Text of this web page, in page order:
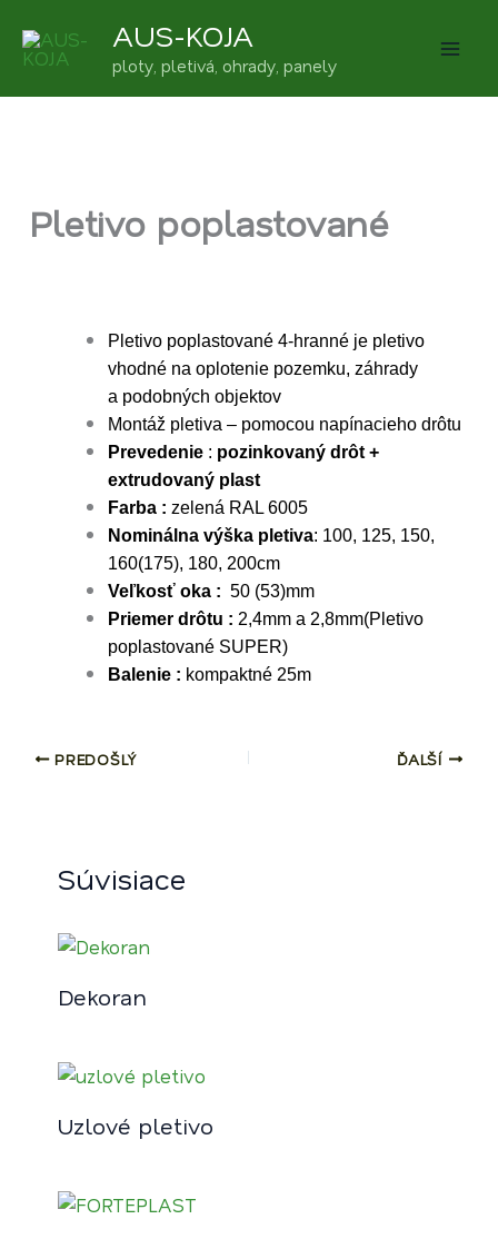
obsah
AUS-KOJA
ploty, pletivá, ohrady, panely
Pletivo poplastované
Pletivo poplastované 4-hranné je pletivo
vhodné na oplotenie pozemku, záhrady
a podobných objektov
Montáž pletiva – pomocou napínacieho drôtu
Prevedenie : pozinkovaný drôt +
extrudovaný plast
Farba : zelená RAL 6005
Nominálna výška pletiva: 100, 125, 150,
160(175), 180, 200cm
Veľkosť oka : 50 (53)mm
Priemer drôtu : 2,4mm a 2,8mm(Pletivo
poplastované SUPER)
Balenie : kompaktné 25m
PREDOŠLÝ ĎALŠÍ
Súvisiace
Dekoran
Uzlové pletivo